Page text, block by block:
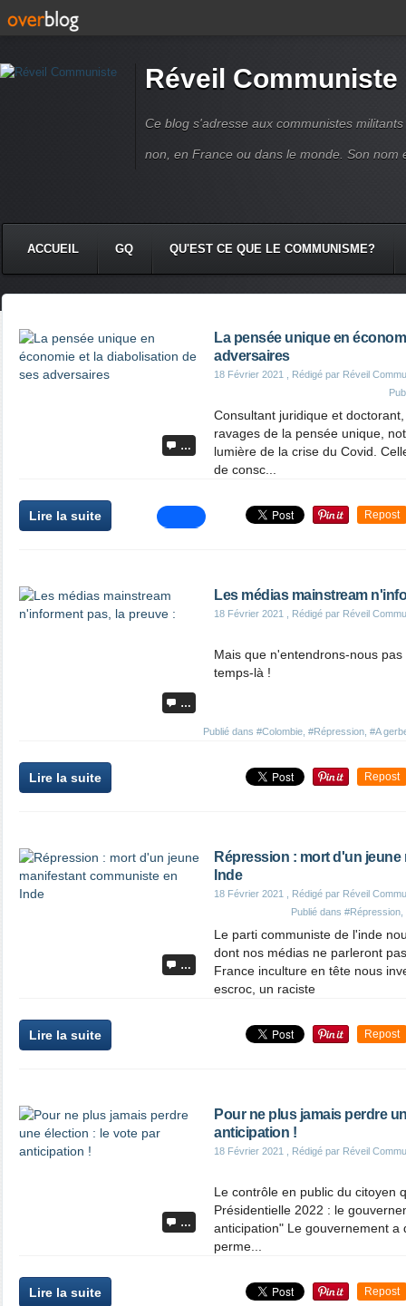
Réveil Communiste
Ce blog s'adresse aux communistes
non, en France ou dans le monde. Son nom
ACCUEIL GQ QU'EST CE QUE LE COMMUNISME?
…
La pensée unique en
adversaires
18 Février 2021
, Rédigé par Réveil
Consultant juridique et
ravages de la pensée unique,
lumière de la crise du Covid.
de consc...
Lire la suite Repost
…
Les médias mainstream
18 Février 2021 , Rédigé par Réveil
Publié dans #Colombie #Répression #A
Mais que n'entendrons-nous
temps-là !
Lire la suite Repost
…
Répression : mort d'un
Inde
18 Février 2021
, Rédigé par Réveil
Publié dans #Répression
Le parti communiste de l'inde
dont nos médias ne parleront
France inculture en tête nous
escroc, un raciste
Lire la suite Repost
…
Pour ne plus jamais perdre
anticipation !
18 Février 2021 , Rédigé par Réveil
Le contrôle en public du citoyen
Présidentielle 2022 : le
anticipation" Le gouvernement
perme...
Lire la suite Repost